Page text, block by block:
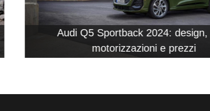
Audi Q5 Sportback 2024: design,
motorizzazioni e prezzi